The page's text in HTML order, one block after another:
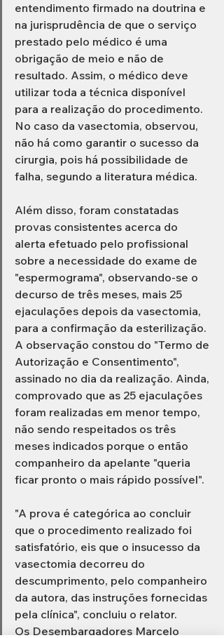
entendimento firmado na doutrina e
na jurisprudência de que o serviço
prestado pelo médico é uma
obrigação de meio e não de
resultado. Assim, o médico deve
utilizar toda a técnica disponível
para a realização do procedimento.
No caso da vasectomia, observou,
não há como garantir o sucesso da
cirurgia, pois há possibilidade de
falha, segundo a literatura médica.
Além disso, foram constatadas
provas consistentes acerca do
alerta efetuado pelo profissional
sobre a necessidade do exame de
"espermograma", observando-se o
decurso de três meses, mais 25
ejaculações depois da vasectomia,
para a confirmação da esterilização.
A observação constou do "Termo de
Autorização e Consentimento",
assinado no dia da realização. Ainda,
comprovado que as 25 ejaculações
foram realizadas em menor tempo,
não sendo respeitados os três
meses indicados porque o então
companheiro da apelante "queria
ficar pronto o mais rápido possível".
"A prova é categórica ao concluir
que o procedimento realizado foi
satisfatório, eis que o insucesso da
vasectomia decorreu do
descumprimento, pelo companheiro
da autora, das instruções fornecidas
pela clínica", concluiu o relator.
Os Desembargadores Marcelo